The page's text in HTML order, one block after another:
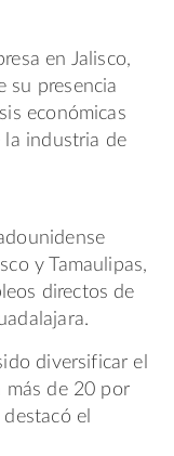
en Jalisco,
su presencia
económicas
la industria de
y Tamaulipas,
directos de
diversificar el
más de 20 por
el